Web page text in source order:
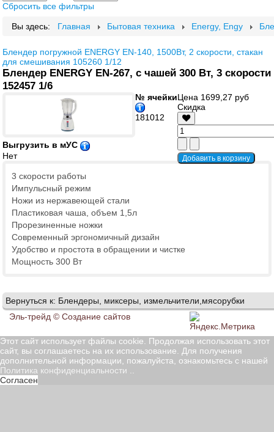
Сбросить все фильтры
Вы здесь: Главная Бытовая техника Energy, Engy
Блендер погружной ENERGY EN-140, 1500Вт, 2 скорости, стакан
для смешивания 105260 1/12
Блендер ENERGY EN-267, с чашей 300 Вт, 3 скорости
152457 1/6
Цена 1699,27 руб
Скидка
№ ячейки
181012
Выгрузить в мУС
Нет
3 скорости работы
Импульсный режим
Ножи из нержавеющей стали
Пластиковая чаша, объем 1,5л
Прорезиненные ножки
Современный эргономичный дизайн
Удобство и простота в обращении и чистке
Мощность 300 Вт
Вернуться к: Блендеры, миксеры, измельчители,мясорубки
Эль-трейд © Создание сайтов
Этот сайт использует файлы cookie. Продолжая использовать этот
сайт, вы соглашаетесь на их использование. Для получения
дополнительной информации, пожалуйста, ознакомьтесь с нашей
Политика конфиденциальности
Согласен